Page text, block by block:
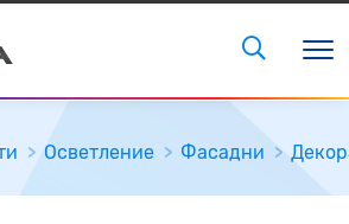
Осветление Фасадни